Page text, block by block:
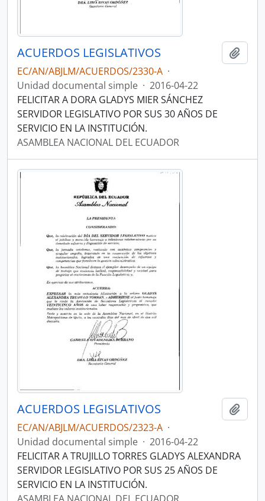
ACUERDOS LEGISLATIVOS
EC/AN/ABJLM/ACUERDOS/2330-A ·
Unidad documental simple · 2016-04-22
FELICITAR A DORA GLADYS MIER SÁNCHEZ
SERVIDOR LEGISLATIVO POR SUS 30 AÑOS DE
SERVICIO EN LA INSTITUCIÓN.
ASAMBLEA NACIONAL DEL ECUADOR
ACUERDOS LEGISLATIVOS
EC/AN/ABJLM/ACUERDOS/2323-A ·
Unidad documental simple · 2016-04-22
FELICITAR A TRUJILLO TORRES GLADYS ALEXANDRA
SERVIDOR LEGISLATIVO POR SUS 25 AÑOS DE
SERVICIO EN LA INSTITUCIÓN.